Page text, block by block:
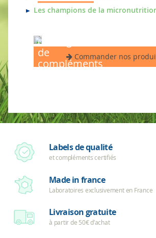
Les champions de la
Parcourez
catalogue
de
complémentsCommander nos
Labels de qualité
et compléments certifiés
Made in france
Laboratoires exclusivement en France
Livraison gratuite
à partir de 50€ d’achat